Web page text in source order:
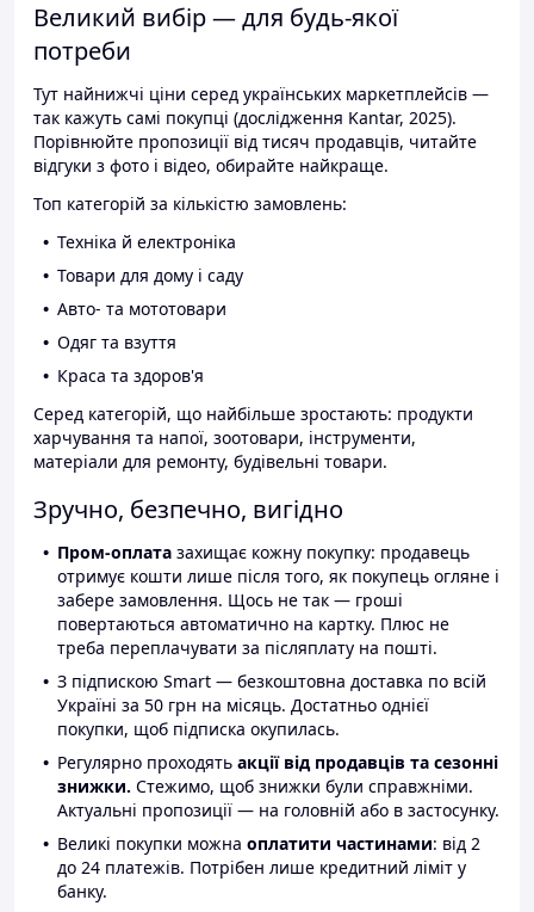
Великий вибір — для будь-якої
потреби
Тут найнижчі ціни серед українських маркетплейсів —
так кажуть самі покупці (дослідження Kantar, 2025).
Порівнюйте пропозиції від тисяч продавців, читайте
відгуки з фото і відео, обирайте найкраще.
Топ категорій за кількістю замовлень:
Техніка й електроніка
Товари для дому і саду
Авто- та мототовари
Одяг та взуття
Краса та здоров'я
Серед категорій, що найбільше зростають: продукти
харчування та напої, зоотовари, інструменти,
матеріали для ремонту, будівельні товари.
Зручно, безпечно, вигідно
Пром-оплата захищає кожну покупку: продавець
отримує кошти лише після того, як покупець огляне і
забере замовлення. Щось не так — гроші
повертаються автоматично на картку. Плюс не
треба переплачувати за післяплату на пошті.
З підпискою Smart — безкоштовна доставка по всій
Україні за 50 грн на місяць. Достатньо однієї
покупки, щоб підписка окупилась.
Регулярно проходять акції від продавців та сезонні
знижки. Стежимо, щоб знижки були справжніми.
Актуальні пропозиції — на головній або в застосунку.
Великі покупки можна оплатити частинами: від 2
до 24 платежів. Потрібен лише кредитний ліміт у
банку.